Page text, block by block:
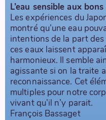
L’eau sensible aux
Les expériences du
montré qu’une eau
intentions de la part
ces eaux laissent
harmonieux. Il semble
agissante si on la traite
reconnaissance. Cet
multiples pour notre
vivant qu’il n’y parait.
François Bassaget